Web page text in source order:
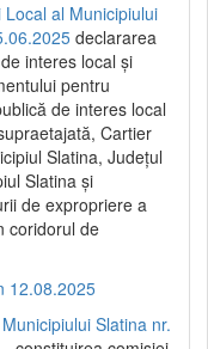
al Municipiului
declararea
interes local și
pentru
de interes local
Cartier
Slatina, Județul
Slatina și
de expropriere a
coridorul de
12.08.2025
Slatina nr.